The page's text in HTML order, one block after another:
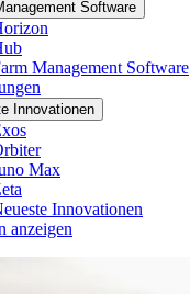
Software
Management Software
Innovationen
Max
Innovationen
anzeigen